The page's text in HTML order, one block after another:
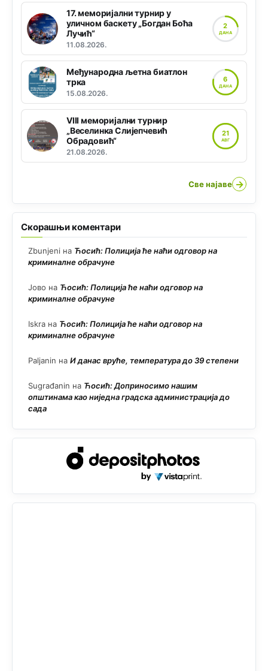
17. меморијални турнир у
уличном баскету „Богдан Боћа
Лучић“
11.08.2026.
2
ДАНА
Међународна љетна биатлон
трка
15.08.2026.
6
ДАНА
VIII меморијални турнир
„Веселинка Слијепчевић
Обрадовић“
21.08.2026.
21
АВГ
Све најаве →
Скорашњи коментари
Zbunjeni на Ћосић: Полиција ће наћи одговор на
криминалне обрачуне
Јово на Ћосић: Полиција ће наћи одговор на
криминалне обрачуне
Iskra на Ћосић: Полиција ће наћи одговор на
криминалне обрачуне
Paljanin на И данас вруће, температура до 39 степени
Sugrađanin на Ћосић: Доприносимо нашим
општинама као ниједна градска администрација до
сада